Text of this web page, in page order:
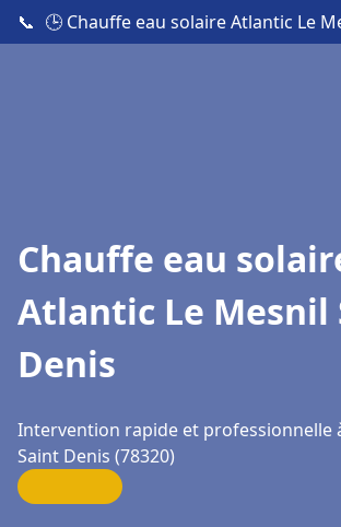
📞 🕒 Chauffe eau solaire Atlantic Le
Chauffe eau
Atlantic Le Mesnil
Denis
Intervention rapide et professionnelle
Saint Denis (78320)